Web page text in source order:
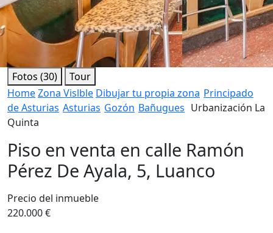
Fotos (30)
Tour
HomeZona Vislble Dibujar tu propia zona Principado
de Asturias Asturias Gozón Bañugues Urbanización La
Quinta
Piso en venta en calle Ramón
Pérez De Ayala, 5, Luanco
Precio del inmueble
220.000 €